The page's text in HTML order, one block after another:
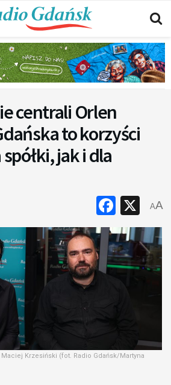
centrali Orlen
to korzyści
jak i dla
X
AA
Krzesiński (fot. Radio Gdańsk/Martyna